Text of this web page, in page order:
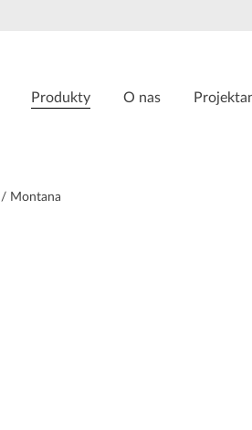
Produkty O nas
Montana